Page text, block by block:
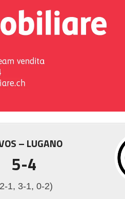
– LUGANO
5-4
1, 3-1, 0-2)